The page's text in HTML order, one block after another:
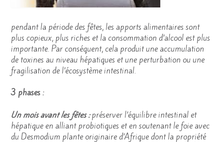
pendant la période des fêtes, les apports alimentaires sont
plus copieux, plus riches et la consommation d’alcool est plus
importante. Par conséquent, cela produit une accumulation
de toxines au niveau hépatiques et une perturbation ou une
fragilisation de l’écosystème intestinal.
3 phases :
Un mois avant les fêtes : préserver l’équilibre intestinal et
hépatique en alliant probiotiques et en soutenant le foie avec
du Desmodium plante originaire d’Afrique dont la propriété